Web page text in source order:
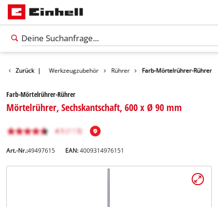
Zurück |
Zubehör Werkzeugzubehör Rührer Farb-Mörtelrührer-Rührer
Farb-Mörtelrührer-Rührer
Mörtelrührer, Sechskantschaft, 600 x Ø 90 mm
Art.-Nr.:49497615 EAN:4009314976151